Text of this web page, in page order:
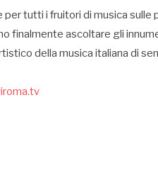
per tutti i fruitori di musica
finalmente ascoltare gli
della musica italiana di